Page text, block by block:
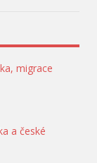
migrace
a české